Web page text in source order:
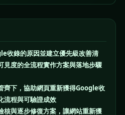
收錄的原因並建立優先級改善清
見度的全流程實作方案與落地步驟
齊下，協助網頁重新獲得Google收
流程與可驗證成效
核與逐步修復方案，讓網站重新獲